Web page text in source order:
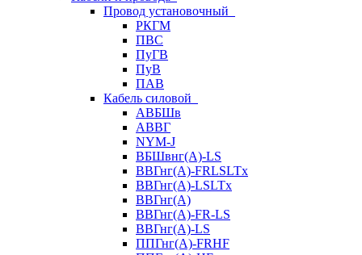
Провод установочный
РКГМ
ПВС
ПуГВ
ПуВ
ПАВ
Кабель силовой
АВБШв
АВВГ
NYM-J
ВБШвнг(А)-LS
ВВГнг(A)-FRLSLTx
ВВГнг(A)-LSLTx
ВВГнг(А)
ВВГнг(А)-FR-LS
ВВГнг(А)-LS
ППГнг(А)-FRHF